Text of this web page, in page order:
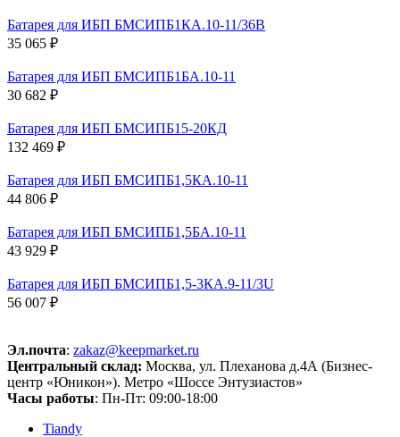
Батарея для ИБП БМСИПБ1КА.10-11/36В
35 065 ₽
Батарея для ИБП БМСИПБ1БА.10-11
30 682 ₽
Батарея для ИБП БМСИПБ15-20КД
132 469 ₽
Батарея для ИБП БМСИПБ1,5КА.10-11
44 806 ₽
Батарея для ИБП БМСИПБ1,5БА.10-11
43 929 ₽
Батарея для ИБП БМСИПБ1,5-3КА.9-11/3U
56 007 ₽
Эл.почта: zakaz@keepmarket.ru
Центральный склад: Москва, ул. Плеханова д.4А (Бизнес-
центр «Юникон»). Метро «Шоссе Энтузиастов»
Часы работы: Пн-Пт: 09:00-18:00
Tiandy